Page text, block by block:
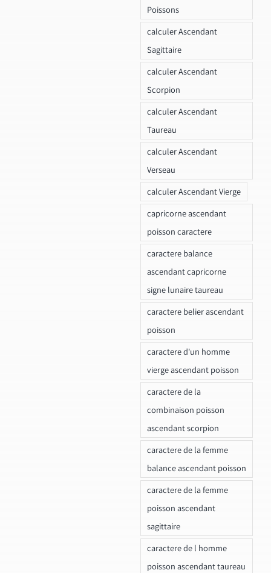
Poissons
calculer Ascendant
Sagittaire
calculer Ascendant
Scorpion
calculer Ascendant
Taureau
calculer Ascendant
Verseau
calculer Ascendant Vierge
capricorne ascendant
poisson caractere
caractere balance
ascendant capricorne
signe lunaire taureau
caractere belier ascendant
poisson
caractere d'un homme
vierge ascendant poisson
caractere de la
combinaison poisson
ascendant scorpion
caractere de la femme
balance ascendant poisson
caractere de la femme
poisson ascendant
sagittaire
caractere de l homme
poisson ascendant taureau